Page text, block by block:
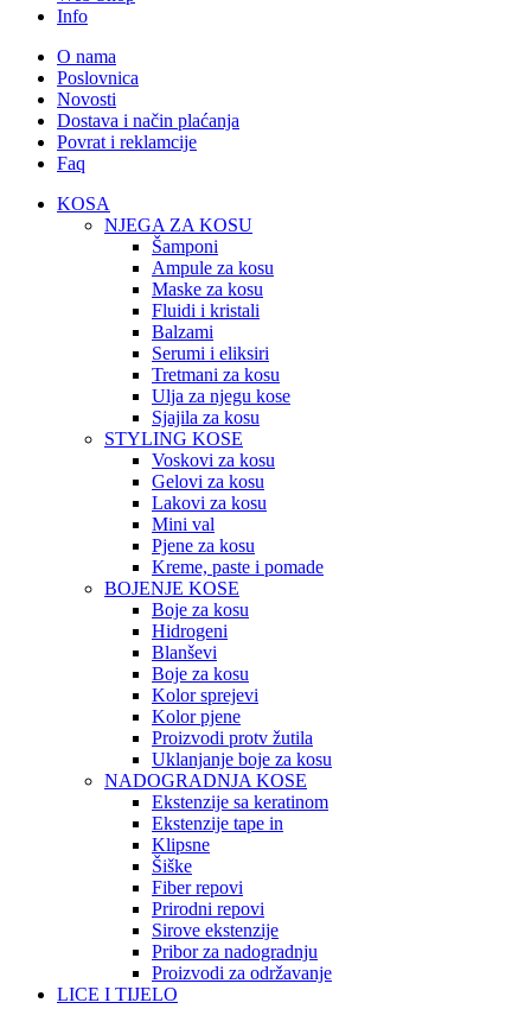
Info
O nama
Poslovnica
Novosti
Dostava i način plaćanja
Povrat i reklamcije
Faq
KOSA
NJEGA ZA KOSU
Šamponi
Ampule za kosu
Maske za kosu
Fluidi i kristali
Balzami
Serumi i eliksiri
Tretmani za kosu
Ulja za njegu kose
Sjajila za kosu
STYLING KOSE
Voskovi za kosu
Gelovi za kosu
Lakovi za kosu
Mini val
Pjene za kosu
Kreme, paste i pomade
BOJENJE KOSE
Boje za kosu
Hidrogeni
Blanševi
Boje za kosu
Kolor sprejevi
Kolor pjene
Proizvodi protv žutila
Uklanjanje boje za kosu
NADOGRADNJA KOSE
Ekstenzije sa keratinom
Ekstenzije tape in
Klipsne
Šiške
Fiber repovi
Prirodni repovi
Sirove ekstenzije
Pribor za nadogradnju
Proizvodi za održavanje
LICE I TIJELO